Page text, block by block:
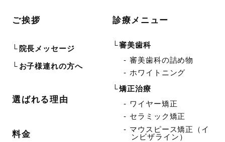
ご挨拶
院長メッセージ
お子様連れの方へ
選ばれる理由
料金
診療メニュー
審美歯科
審美歯科の詰め物
ホワイトニング
矯正治療
ワイヤー矯正
セラミック矯正
マウスピース矯正（イ
ンビザライン）